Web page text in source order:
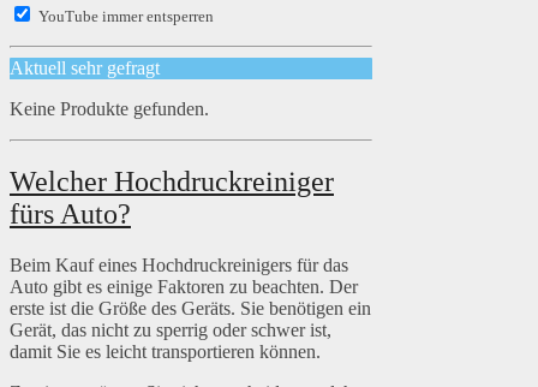
YouTube immer entsperren
Aktuell sehr gefragt
Keine Produkte gefunden.
Welcher Hochdruckreiniger
fürs Auto?
Beim Kauf eines Hochdruckreinigers für das
Auto gibt es einige Faktoren zu beachten. Der
erste ist die Größe des Geräts. Sie benötigen ein
Gerät, das nicht zu sperrig oder schwer ist,
damit Sie es leicht transportieren können.